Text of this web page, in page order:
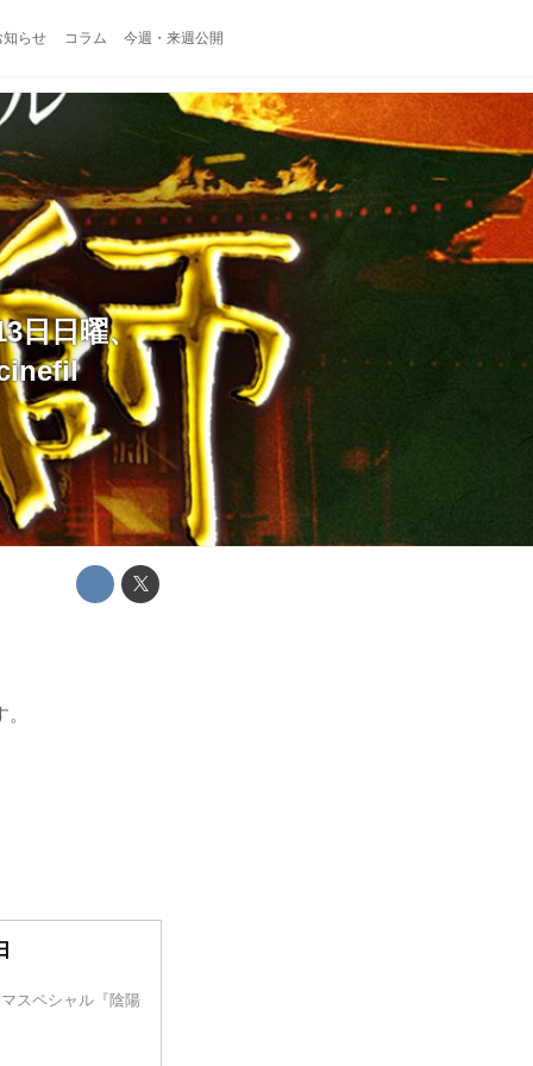
知らせ コラム 今週・来週公開
日日曜、
スペシャル『陰陽